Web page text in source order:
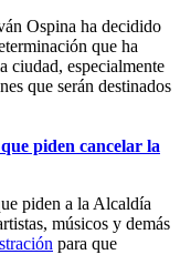
Ospina ha decidido
que ha
ciudad, especialmente
que serán destinados
piden cancelar la
piden a la Alcaldía
músicos y demás
para que